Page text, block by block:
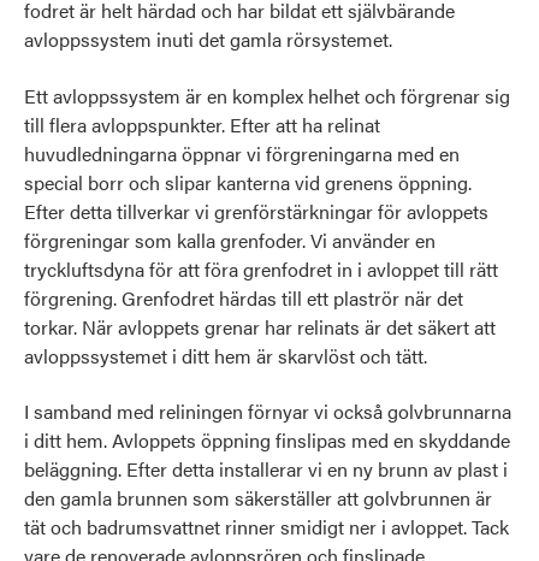
fodret är helt härdad och har bildat ett självbärande
avloppssystem inuti det gamla rörsystemet.
Ett avloppssystem är en komplex helhet och förgrenar sig
till flera avloppspunkter. Efter att ha relinat
huvudledningarna öppnar vi förgreningarna med en
special borr och slipar kanterna vid grenens öppning.
Efter detta tillverkar vi grenförstärkningar för avloppets
förgreningar som kalla grenfoder. Vi använder en
tryckluftsdyna för att föra grenfodret in i avloppet till rätt
förgrening. Grenfodret härdas till ett plaströr när det
torkar. När avloppets grenar har relinats är det säkert att
avloppssystemet i ditt hem är skarvlöst och tätt.
I samband med reliningen förnyar vi också golvbrunnarna
i ditt hem. Avloppets öppning finslipas med en skyddande
beläggning. Efter detta installerar vi en ny brunn av plast i
den gamla brunnen som säkerställer att golvbrunnen är
tät och badrumsvattnet rinner smidigt ner i avloppet. Tack